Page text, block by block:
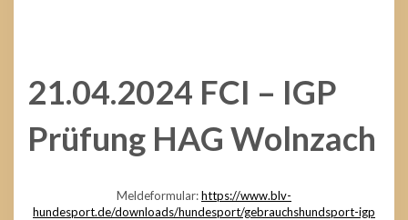
21.04.2024 FCI – IGP
Prüfung HAG Wolnzach
Meldeformular:https://www.blv-
hundesport.de/downloads/hundesport/gebrauchshundsport-igp